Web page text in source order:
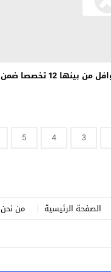
وزارة الصحة تعلن إطلاق 9 قوافل من بينها 12 تخصصا ضمن
3
4
5
الصفحة الرئيسية من نحن